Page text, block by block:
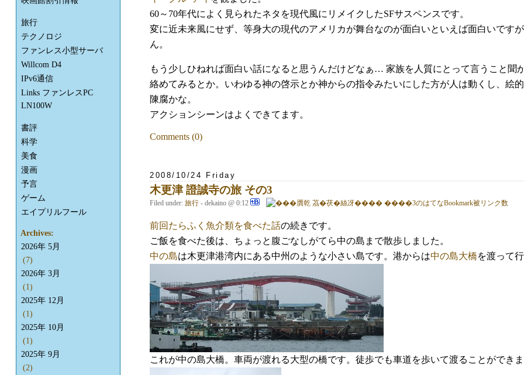
60～70年代によく見られたネタを現代風にリメイクしたSFサスペンスです。
変に近未来風にせず、等身大の現代のアメリカが舞台なのが面白いといえば面白いです
ん。
もう少しひねれば面白い話になると思うんだけどなぁ… 家族を人質にとって言うこと聞
絡めてみるとか。いわゆる神の啓示とか神からの指令みたいにした方が人は動くし、絵
陳腐かな。
アクションシーンはよくできてます。
Comments (0)
2008/10/24 Friday
木更津 證誠寺の旅 その3
Filed under: 旅行 - dekaino @ 0:12
前回たらふく魚介類を食べた話の続きです。
ご飯を食べた後は、ちょっと腹ごなしがてら中の島まで散歩しました。
中の島は木更津港湾内にある中州のような小さい島です。港からは中の島大橋を渡って
これが中の島大橋。車両が渡れる大型の橋です。徒歩でも車道を歩いて渡ることができ
旅行
テクノロジ
ファンレス小型サーバ
Willcom D4
IPv6通信
Links ファンレスPC
LN100W
書評
科学
美食
漫画
予言
ゲーム
エイプリルフール
Archives:
2026年 5月
(7)
2026年 3月
(1)
2025年 12月
(1)
2025年 10月
(1)
2025年 9月
(2)